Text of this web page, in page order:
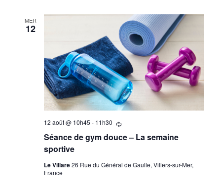
MER
12
Séance de gym douce – La semaine
sportive
12 août @ 10h45 - 11h30
Se
Le Villare26 Rue du Général de Gaulle, Villers-sur-Mer,
France